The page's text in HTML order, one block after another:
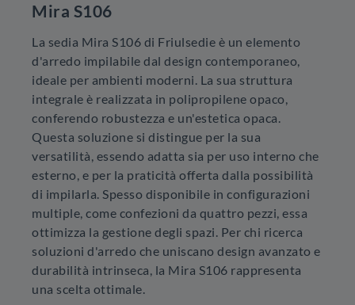
Mira S106
La sedia Mira S106 di Friulsedie è un elemento
d'arredo impilabile dal design contemporaneo,
ideale per ambienti moderni. La sua struttura
integrale è realizzata in polipropilene opaco,
conferendo robustezza e un'estetica opaca.
Questa soluzione si distingue per la sua
versatilità, essendo adatta sia per uso interno che
esterno, e per la praticità offerta dalla possibilità
di impilarla. Spesso disponibile in configurazioni
multiple, come confezioni da quattro pezzi, essa
ottimizza la gestione degli spazi. Per chi ricerca
soluzioni d'arredo che uniscano design avanzato e
durabilità intrinseca, la Mira S106 rappresenta
una scelta ottimale.